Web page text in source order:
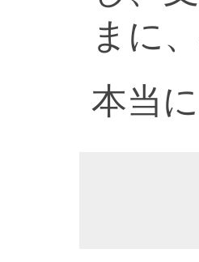
まに
本当